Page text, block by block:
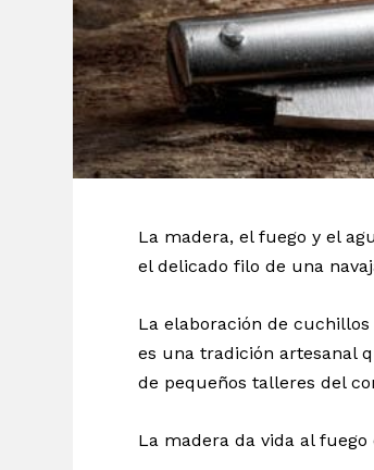
La madera, el fuego y el
el delicado filo de una
La elaboración de
es una tradición artesanal
de pequeños talleres del
La madera da vida al